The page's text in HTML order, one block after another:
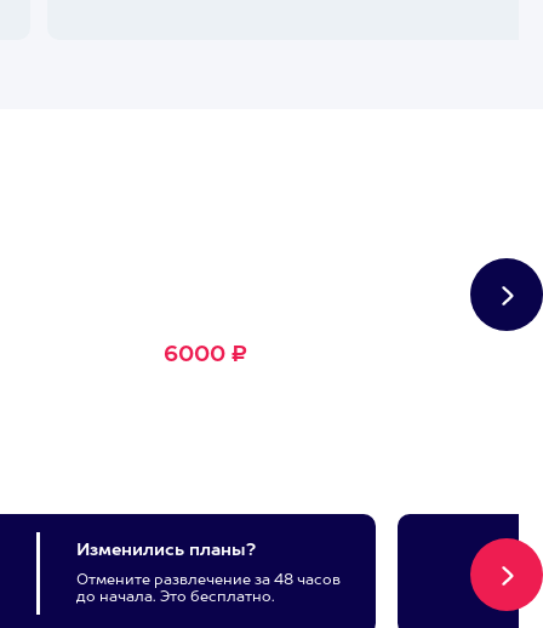
6000 ₽
Изменились планы?
Отмените развлечение за 48 часов
до начала. Это бесплатно.